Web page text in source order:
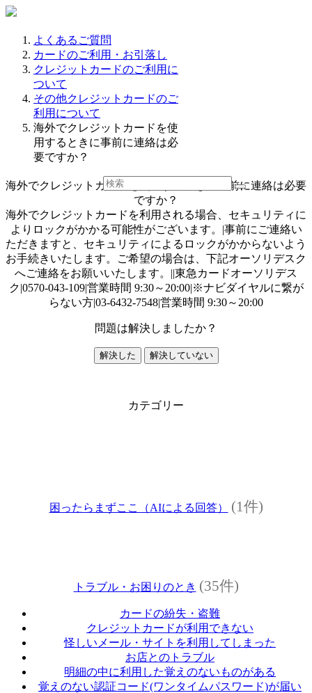
よくあるご質問
カードのご利用・お引落し
クレジットカードのご利用に
ついて
その他クレジットカードのご
利用について
海外でクレジットカードを使
用するときに事前に連絡は必
要ですか？
海外でクレジットカードを使用するときに事前に連絡は必要
ですか？
海外でクレジットカードを利用される場合、セキュリティに
よりロックがかかる可能性がございます。|事前にご連絡い
ただきますと、セキュリティによるロックがかからないよう
お手続きいたします。ご希望の場合は、下記オーソリデスク
へご連絡をお願いいたします。||東急カードオーソリデス
ク|0570-043-109|営業時間 9:30～20:00|※ナビダイヤルに繋が
らない方|03-6432-7548|営業時間 9:30～20:00
問題は解決しましたか？
解決した 解決していない
カテゴリー
困ったらまずここ（AIによる回答） (1件)
トラブル・お困りのとき (35件)
カードの紛失・盗難
クレジットカードが利用できない
怪しいメール・サイトを利用してしまった
お店とのトラブル
明細の中に利用した覚えのないものがある
覚えのない認証コード(ワンタイムパスワード)が届い